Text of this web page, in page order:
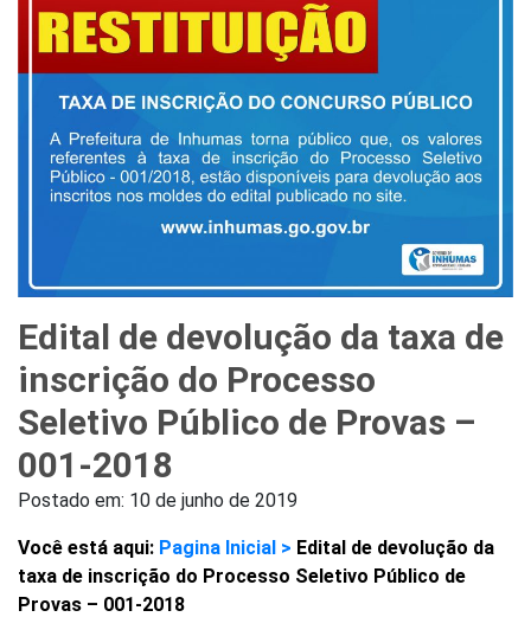
Edital de devolução da taxa de
inscrição do Processo
Seletivo Público de Provas –
001-2018
Postado em: 10 de junho de 2019
Você está aqui: Pagina Inicial > Edital de devolução da
taxa de inscrição do Processo Seletivo Público de
Provas – 001-2018